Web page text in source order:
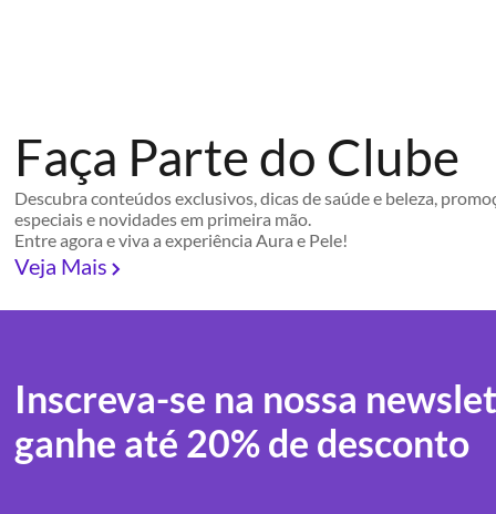
Faça Parte do Clube
Descubra conteúdos exclusivos, dicas de saúde e beleza,
especiais e novidades em primeira mão.
Entre agora e viva a experiência Aura e Pele!
Veja Mais
Inscreva-se na nossa
ganhe até 20% de desconto